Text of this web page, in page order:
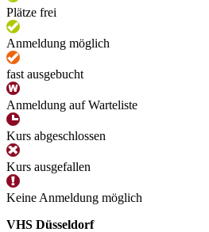
Plätze frei
Anmeldung möglich
fast ausgebucht
Anmeldung auf Warteliste
Kurs abgeschlossen
Kurs ausgefallen
Keine Anmeldung möglich
VHS Düsseldorf